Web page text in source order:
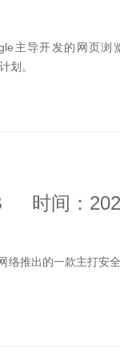
主导开发的网页
划。
时间：
络推出的一款主打安